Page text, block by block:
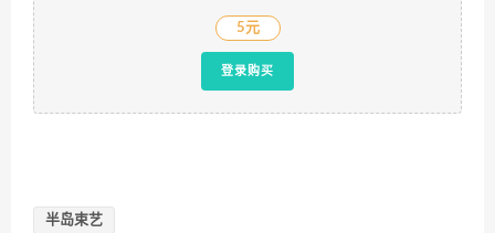
5元
登录购买
半岛束艺